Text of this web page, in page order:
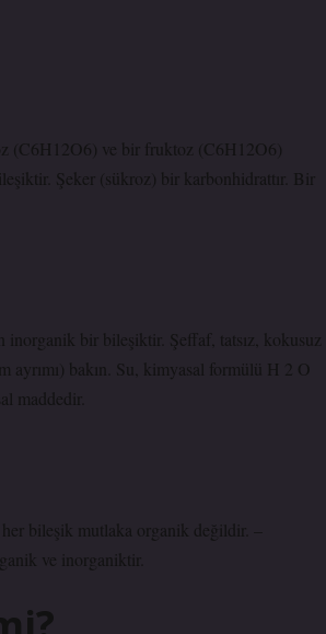
(C6H12O6) ve bir fruktoz (C6H12O6)
Şeker (sükroz) bir karbonhidrattır. Bir
inorganik bir bileşiktir. Şeffaf, tatsız, kokusuz
ayrımı) bakın. Su, kimyasal formülü H 2 O
maddedir.
bileşik mutlaka organik değildir. –
ve inorganiktir.